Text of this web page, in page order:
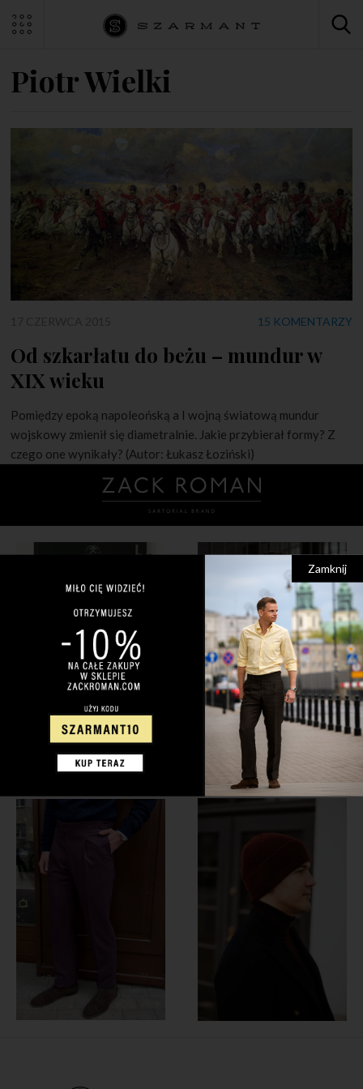
Piotr Wielki
15 KOMENTARZY
Od szkarłatu do beżu – mundur w
XIX wieku
Pomiędzy epoką napoleońską a I wojną światową mundur
wojskowy zmienił się diametralnie. Jakie przybierał formy? Z
czego one wynikały? (Autor: Łukasz Łoziński)
Zamknij